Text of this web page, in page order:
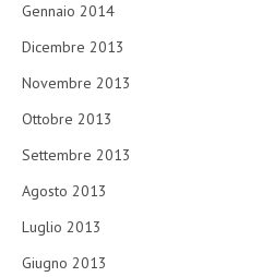
Gennaio 2014
Dicembre 2013
Novembre 2013
Ottobre 2013
Settembre 2013
Agosto 2013
Luglio 2013
Giugno 2013